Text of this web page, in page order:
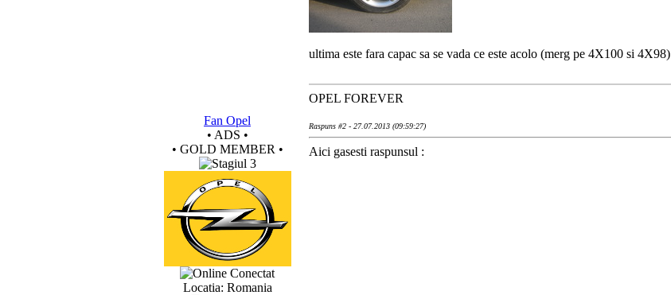
ultima este fara capac sa se vada ce este acolo (merg pe 4X100 si 4X98)
OPEL FOREVER
Fan Opel
• ADS •
• GOLD MEMBER •
Conectat
Locatia: Romania
Raspuns #2 - 27.07.2013 (09:59:27)
Aici gasesti raspunsul :